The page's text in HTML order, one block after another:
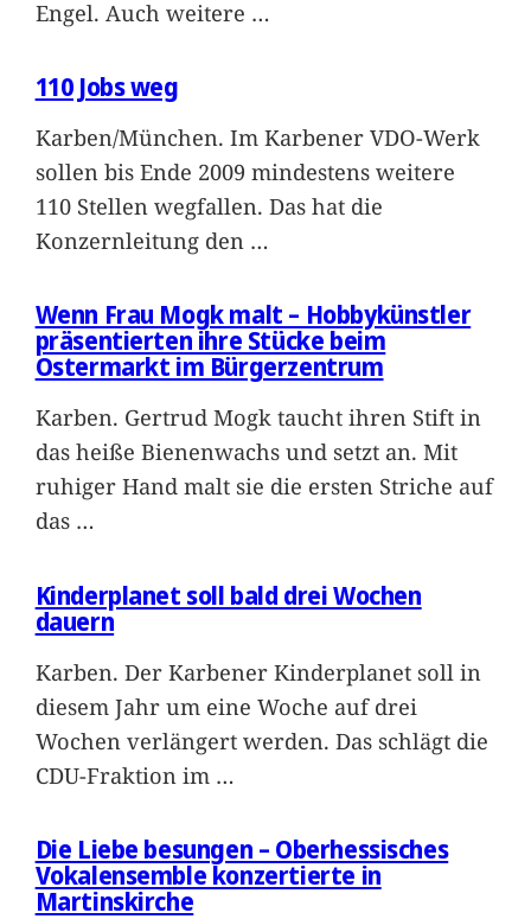
Engel. Auch weitere …
110 Jobs weg
Karben/München. Im Karbener VDO-Werk
sollen bis Ende 2009 mindestens weitere
110 Stellen wegfallen. Das hat die
Konzernleitung den …
Wenn Frau Mogk malt – Hobbykünstler
präsentierten ihre Stücke beim
Ostermarkt im Bürgerzentrum
Karben. Gertrud Mogk taucht ihren Stift in
das heiße Bienenwachs und setzt an. Mit
ruhiger Hand malt sie die ersten Striche auf
das …
Kinderplanet soll bald drei Wochen
dauern
Karben. Der Karbener Kinderplanet soll in
diesem Jahr um eine Woche auf drei
Wochen verlängert werden. Das schlägt die
CDU-Fraktion im …
Die Liebe besungen – Oberhessisches
Vokalensemble konzertierte in
Martinskirche